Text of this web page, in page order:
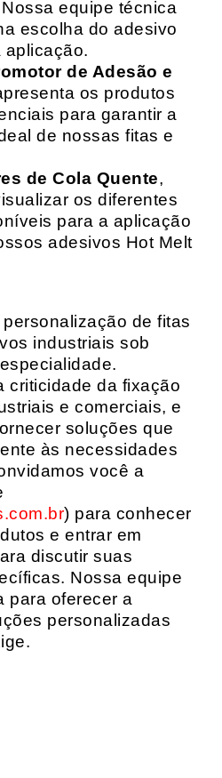
equipe técnica
escolha do adesivo
aplicação.
de Adesão e
os produtos
para garantir a
de nossas fitas e
de Cola Quente,
os diferentes
para a aplicação
adesivos Hot Melt
de fitas
industriais sob
criticidade da fixação
e comerciais, e
soluções que
às necessidades
você a
) para conhecer
e entrar em
discutir suas
Nossa equipe
para oferecer a
personalizadas